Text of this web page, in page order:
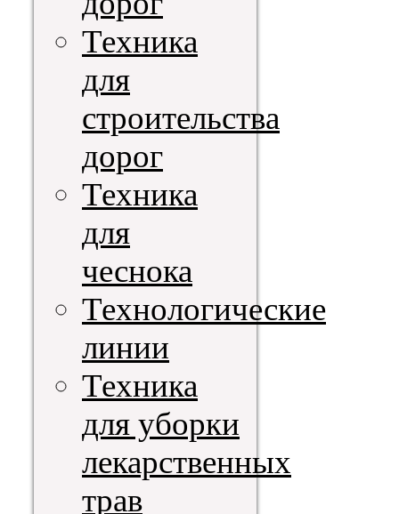
Техника
для
строительства
дорог
Техника
для
чеснока
Технологические
линии
Техника
для уборки
лекарственных
трав